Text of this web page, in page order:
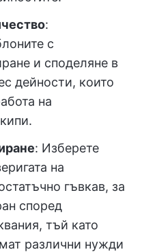
:
с
и споделяне в
дейности, които
на
: Изберете
на
гъвкав, за
според
тъй като
различни нужди